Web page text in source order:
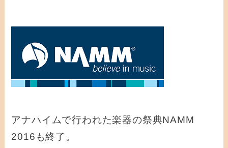
アナハイムで行われた楽器の祭典NAMM
2016も終了。